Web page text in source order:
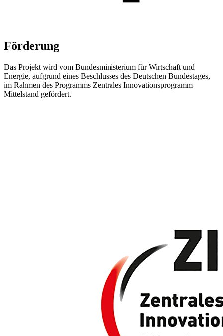
Förderung
Das Projekt wird vom Bundesministerium für Wirtschaft und
Energie, aufgrund eines Beschlusses des Deutschen Bundestages,
im Rahmen des Programms Zentrales Innovationsprogramm
Mittelstand gefördert.